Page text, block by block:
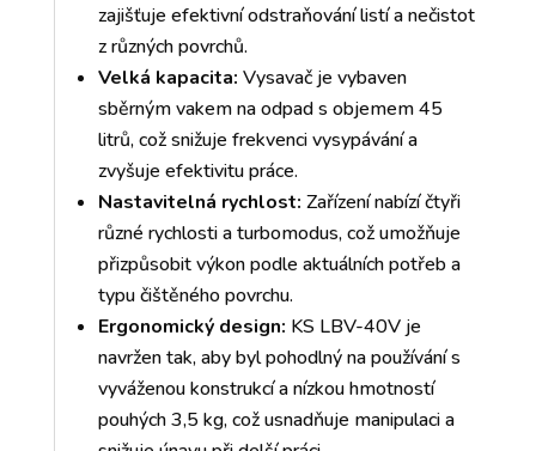
zajišťuje efektivní odstraňování listí a nečistot
z různých povrchů.
Velká kapacita: Vysavač je vybaven
sběrným vakem na odpad s objemem 45
litrů, což snižuje frekvenci vysypávání a
zvyšuje efektivitu práce.
Nastavitelná rychlost: Zařízení nabízí čtyři
různé rychlosti a turbomodus, což umožňuje
přizpůsobit výkon podle aktuálních potřeb a
typu čištěného povrchu.
Ergonomický design: KS LBV-40V je
navržen tak, aby byl pohodlný na používání s
vyváženou konstrukcí a nízkou hmotností
pouhých 3,5 kg, což usnadňuje manipulaci a